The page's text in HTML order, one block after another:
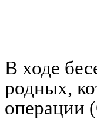
В ходе
родных,
операции